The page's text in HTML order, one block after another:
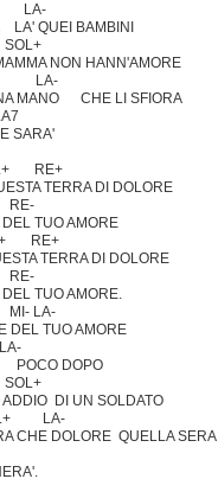
LA' QUEI BAMBINI
NON HANN'AMORE
LA-
MANO CHE LI SFIORA
SARA'
RE+
TERRA DI DOLORE
TUO AMORE
RE+
TERRA DI DOLORE
TUO AMORE.
LA-
DEL TUO AMORE
POCO DOPO
DI UN SOLDATO
LA-
CHE DOLORE QUELLA SERA